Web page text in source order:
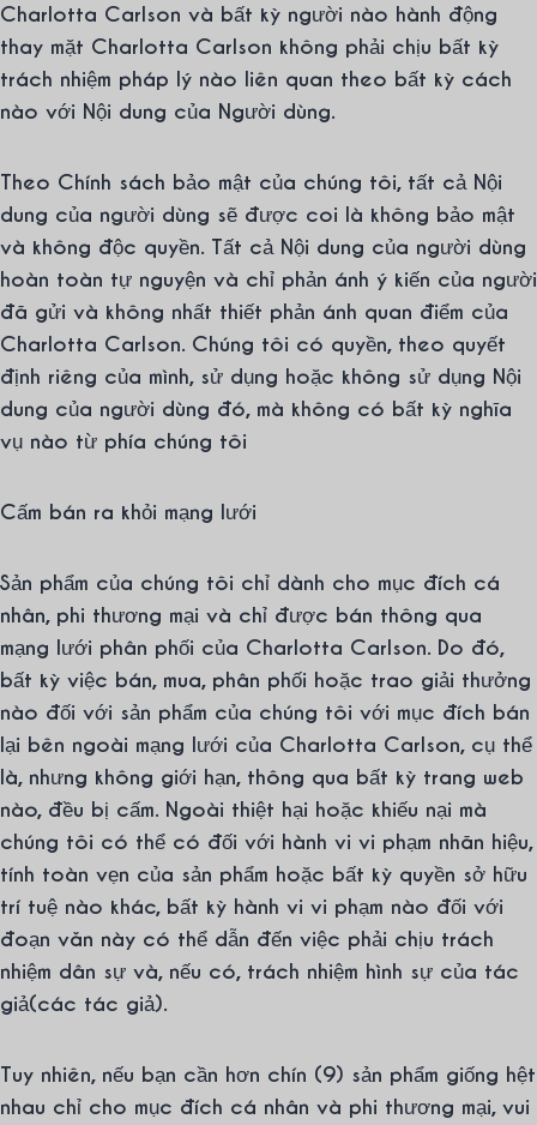
Charlotta Carlson và bất kỳ người nào hành động
thay mặt Charlotta Carlson không phải chịu bất kỳ
trách nhiệm pháp lý nào liên quan theo bất kỳ cách
nào với Nội dung của Người dùng.
Theo Chính sách bảo mật của chúng tôi, tất cả Nội
dung của người dùng sẽ được coi là không bảo mật
và không độc quyền. Tất cả Nội dung của người dùng
hoàn toàn tự nguyện và chỉ phản ánh ý kiến của người
đã gửi và không nhất thiết phản ánh quan điểm của
Charlotta Carlson. Chúng tôi có quyền, theo quyết
định riêng của mình, sử dụng hoặc không sử dụng Nội
dung của người dùng đó, mà không có bất kỳ nghĩa
vụ nào từ phía chúng tôi
Cấm bán ra khỏi mạng lưới
Sản phẩm của chúng tôi chỉ dành cho mục đích cá
nhân, phi thương mại và chỉ được bán thông qua
mạng lưới phân phối của Charlotta Carlson. Do đó,
bất kỳ việc bán, mua, phân phối hoặc trao giải thưởng
nào đối với sản phẩm của chúng tôi với mục đích bán
lại bên ngoài mạng lưới của Charlotta Carlson, cụ thể
là, nhưng không giới hạn, thông qua bất kỳ trang web
nào, đều bị cấm. Ngoài thiệt hại hoặc khiếu nại mà
chúng tôi có thể có đối với hành vi vi phạm nhãn hiệu,
tính toàn vẹn của sản phẩm hoặc bất kỳ quyền sở hữu
trí tuệ nào khác, bất kỳ hành vi vi phạm nào đối với
đoạn văn này có thể dẫn đến việc phải chịu trách
nhiệm dân sự và, nếu có, trách nhiệm hình sự của tác
giả(các tác giả).
Tuy nhiên, nếu bạn cần hơn chín (9) sản phẩm giống hệt
nhau chỉ cho mục đích cá nhân và phi thương mại, vui